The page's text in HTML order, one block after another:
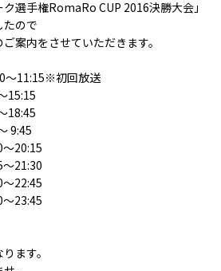
ク選手権RomaRo CUP 2016決勝大会」
たので
案内をさせていただきます。
11:15※初回放送
15:15
18:45
9:45
20:15
21:30
22:45
23:45
ます。